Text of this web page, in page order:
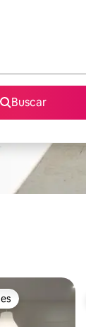
Buscar
huéspedes